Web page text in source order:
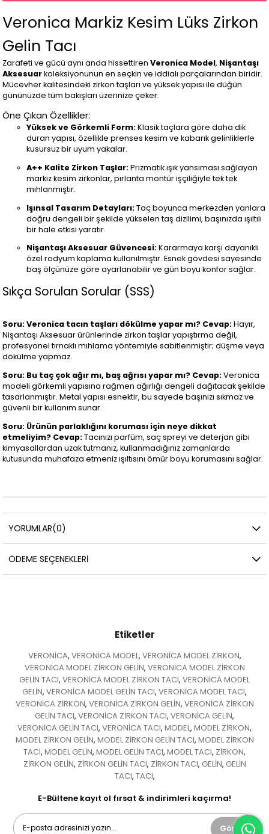
Veronica Markiz Kesim Lüks Zirkon
Gelin Tacı
Zarafeti ve gücü aynı anda hissettirenVeronica Model, Nişantaşı
Aksesuarkoleksiyonunun en seçkin ve iddialı parçalarından biridir.
Mücevher kalitesindeki zirkon taşları ve yüksek yapısı ile düğün
gününüzde tüm bakışları üzerinize çeker.
Öne Çıkan Özellikler:
Yüksek ve Görkemli Form:Klasik taçlara göre daha dik
duran yapısı, özellikle prenses kesim ve kabarık gelinliklerle
kusursuz bir uyum yakalar.
A++ Kalite Zirkon Taşlar:Prizmatik ışık yansıması sağlayan
markiz kesim zirkonlar, pırlanta montür işçiliğiyle tek tek
mıhlanmıştır.
Işınsal Tasarım Detayları:Taç boyunca merkezden yanlara
doğru dengeli bir şekilde yükselen taş dizilimi, başınızda ışıltılı
bir hale etkisi yaratır.
Nişantaşı Aksesuar Güvencesi:Kararmaya karşı dayanıklı
özel rodyum kaplama kullanılmıştır. Esnek gövdesi sayesinde
baş ölçünüze göre ayarlanabilir ve gün boyu konfor sağlar.
Sıkça Sorulan Sorular (SSS)
Soru: Veronica tacın taşları dökülme yapar mı? Cevap:Hayır,
Nişantaşı Aksesuar ürünlerinde zirkon taşlar yapıştırma değil,
profesyonel tırnaklı mıhlama yöntemiyle sabitlenmiştir; düşme veya
dökülme yapmaz.
Soru: Bu taç çok ağır mı, baş ağrısı yapar mı? Cevap:Veronica
modeli görkemli yapısına rağmen ağırlığı dengeli dağıtacak şekilde
tasarlanmıştır. Metal yapısı esnektir, bu sayede başınızı sıkmaz ve
güvenli bir kullanım sunar.
Soru: Ürünün parlaklığını koruması için neye dikkat
etmeliyim? Cevap:Tacınızı parfüm, saç spreyi ve deterjan gibi
kimyasallardan uzak tutmanız, kullanmadığınız zamanlarda
kutusunda muhafaza etmeniz ışıltısını ömür boyu korumasını sağlar.
YORUMLAR(0)
ÖDEME SEÇENEKLERI
Etiketler
VERONİCA, VERONİCA MODEL, VERONİCA MODEL ZİRKON,
VERONİCA MODEL ZİRKON GELİN, VERONİCA MODEL ZİRKON
GELİN TACI, VERONİCA MODEL ZİRKON TACI, VERONİCA MODEL
GELİN, VERONİCA MODEL GELİN TACI, VERONİCA MODEL TACI,
VERONİCA ZİRKON, VERONİCA ZİRKON GELİN, VERONİCA ZİRKON
GELİN TACI, VERONİCA ZİRKON TACI, VERONİCA GELİN,
VERONİCA GELİN TACI, VERONİCA TACI, MODEL, MODEL ZİRKON,
MODEL ZİRKON GELİN, MODEL ZİRKON GELİN TACI, MODEL ZİRKON
TACI, MODEL GELİN, MODEL GELİN TACI, MODEL TACI, ZİRKON,
ZİRKON GELİN, ZİRKON GELİN TACI, ZİRKON TACI, GELİN, GELİN
TACI, TACI,
E-Bültene kayıt ol fırsat & indirimleri kaçırma!
Gönder